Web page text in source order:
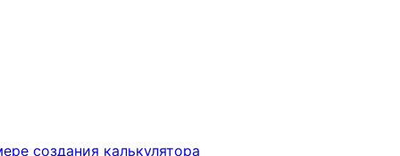
создания калькулятора